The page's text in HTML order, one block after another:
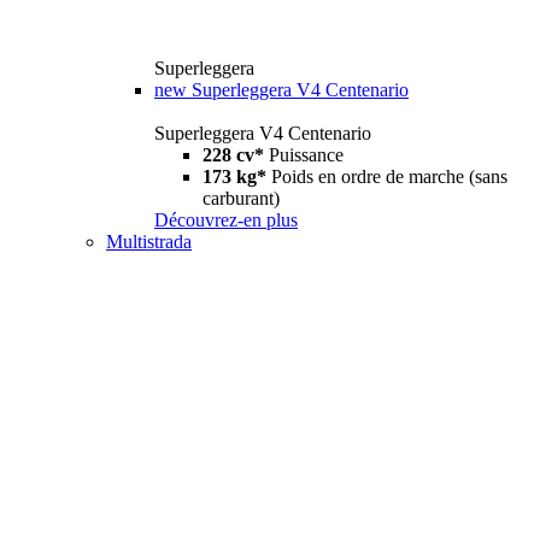
Superleggera
new Superleggera V4 Centenario
Superleggera V4 Centenario
228 cv* Puissance
173 kg* Poids en ordre de marche (sans
carburant)
Découvrez-en plus
Multistrada